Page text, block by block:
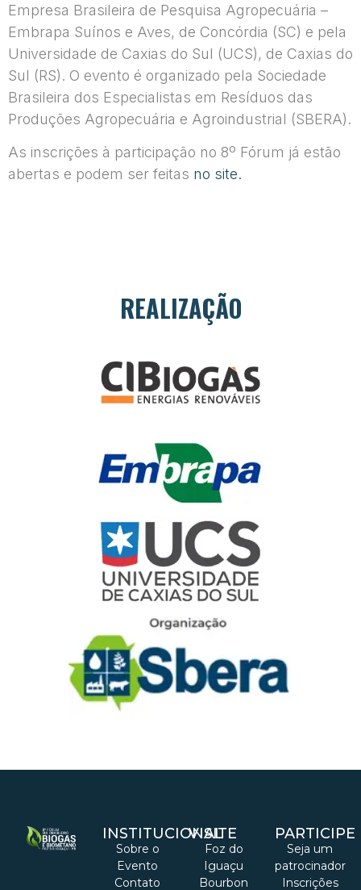
Empresa Brasileira de Pesquisa Agropecuária –
Embrapa Suínos e Aves, de Concórdia (SC) e pela
Universidade de Caxias do Sul (UCS), de Caxias do
Sul (RS). O evento é organizado pela Sociedade
Brasileira dos Especialistas em Resíduos das
Produções Agropecuária e Agroindustrial (SBERA).
As inscrições à participação no 8º Fórum já estão
abertas e podem ser feitas no site.
REALIZAÇÃO
INSTITUCIONAL
Sobre o
Evento
Contato
VISITE
Foz do
Iguaçu
Bourbon
PARTICIPE
Seja um
patrocinador
Inscrições